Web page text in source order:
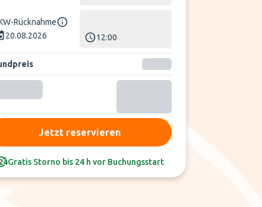
Rücknahme
20.08.2026
12:00
Jetzt reservieren
Gratis Storno bis 24 h vor Buchungsstart